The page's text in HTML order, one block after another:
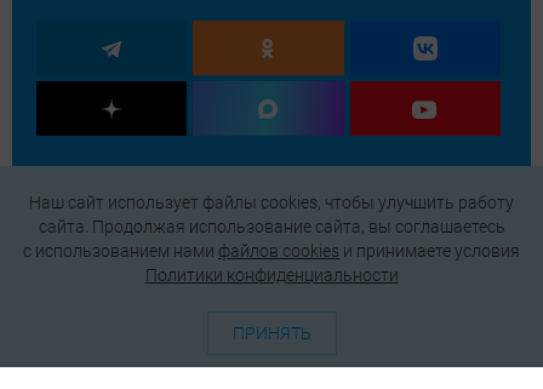
Наш сайт использует файлы cookies, чтобы улучшить работу
сайта. Продолжая использование сайта, вы соглашаетесь
c использованием нами файлов cookies и принимаете условия
Политики конфиденциальности
ПРИНЯТЬ